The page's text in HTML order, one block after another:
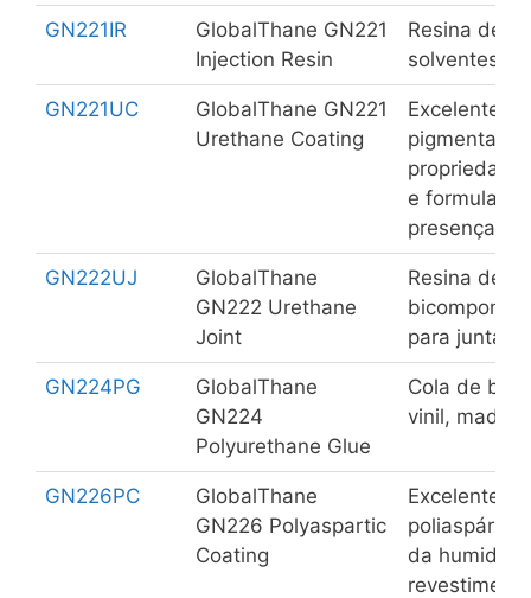
GN221IR
GlobalThane GN221
Injection Resin
Resina de
solventes
GN221UC
GlobalThane GN221
Urethane Coating
Excelente
e formulada
presença
GN222UJ
GlobalThane
GN222 Urethane
Joint
Resina de
para juntas.
GN224PG
GlobalThane
GN224
Polyurethane Glue
Cola de
vinil,
GN226PC
GlobalThane
GN226 Polyaspartic
Coating
Excelente
da